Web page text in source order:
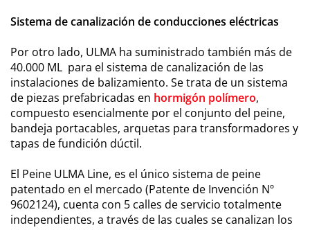
Sistema de canalización de conducciones eléctricas
Por otro lado, ULMA ha suministrado también más de
40.000 ML para el sistema de canalización de las
instalaciones de balizamiento. Se trata de un sistema
de piezas prefabricadas en hormigón polímero,
compuesto esencialmente por el conjunto del peine,
bandeja portacables, arquetas para transformadores y
tapas de fundición dúctil.
El Peine ULMA Line, es el único sistema de peine
patentado en el mercado (Patente de Invención Nº
9602124), cuenta con 5 calles de servicio totalmente
independientes, a través de las cuales se canalizan los